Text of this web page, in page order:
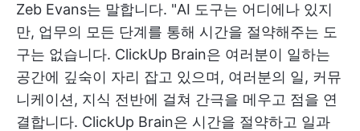
Zeb Evans는 말합니다. "AI 도구는 어디에나 있지
만, 업무의 모든 단계를 통해 시간을 절약해주는 도
구는 없습니다. ClickUp Brain은 여러분이 일하는
공간에 깊숙이 자리 잡고 있으며, 여러분의 일, 커뮤
니케이션, 지식 전반에 걸쳐 간극을 메우고 점을 연
결합니다. ClickUp Brain은 시간을 절약하고 일과